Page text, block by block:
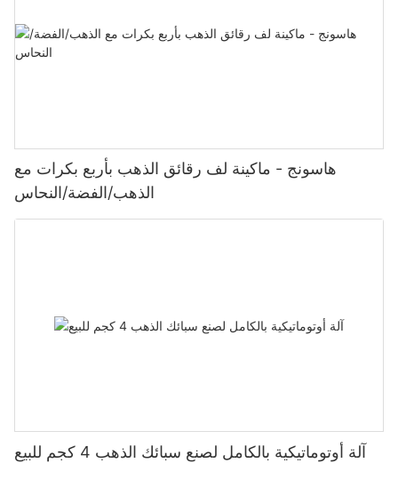
هاسونج - ماكينة لف رقائق الذهب بأربع بكرات مع
الذهب/الفضة/النحاس
آلة أوتوماتيكية بالكامل لصنع سبائك الذهب 4 كجم للبيع